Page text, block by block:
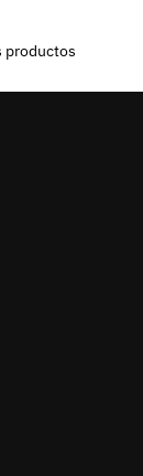
productos